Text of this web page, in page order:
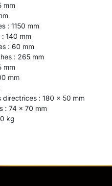
mm
: 1150 mm
140 mm
: 60 mm
: 265 mm
mm
mm
directrices : 180 x 50 mm
: 74 x 70 mm
kg